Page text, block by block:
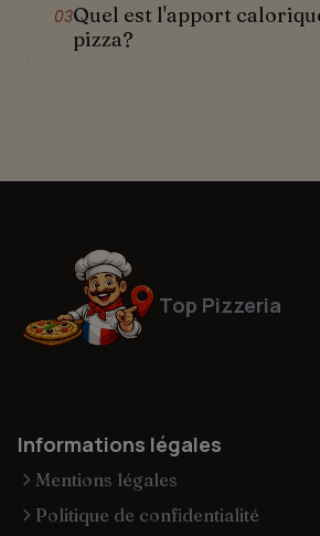
03Quel est l'apport
pizza?
Top Pizzeria
Informations légales
Mentions légales
Politique de confidentialité